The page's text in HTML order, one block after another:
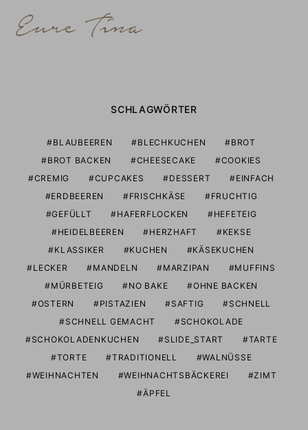
SCHLAGWÖRTER
BLAUBEEREN BLECHKUCHEN
BROT
BROT BACKEN
CHEESECAKE
COOKIES
CREMIG
CUPCAKES DESSERT
EINFACH
ERDBEEREN
FRISCHKÄSE
FRUCHTIG
GEFÜLLT
HAFERFLOCKEN
HEFETEIG
HEIDELBEEREN
HERZHAFT
KEKSE
KLASSIKER
KUCHEN
KÄSEKUCHEN
LECKER
MANDELN MARZIPAN
MUFFINS
MÜRBETEIG
NO BAKE
OHNE BACKEN
OSTERN
PISTAZIEN SAFTIG
SCHNELL
SCHNELL GEMACHT
SCHOKOLADE
SCHOKOLADENKUCHEN
SLIDE_START
TARTE
TORTE
TRADITIONELL
WALNÜSSE
WEIHNACHTEN
WEIHNACHTSBÄCKEREI
ZIMT
ÄPFEL